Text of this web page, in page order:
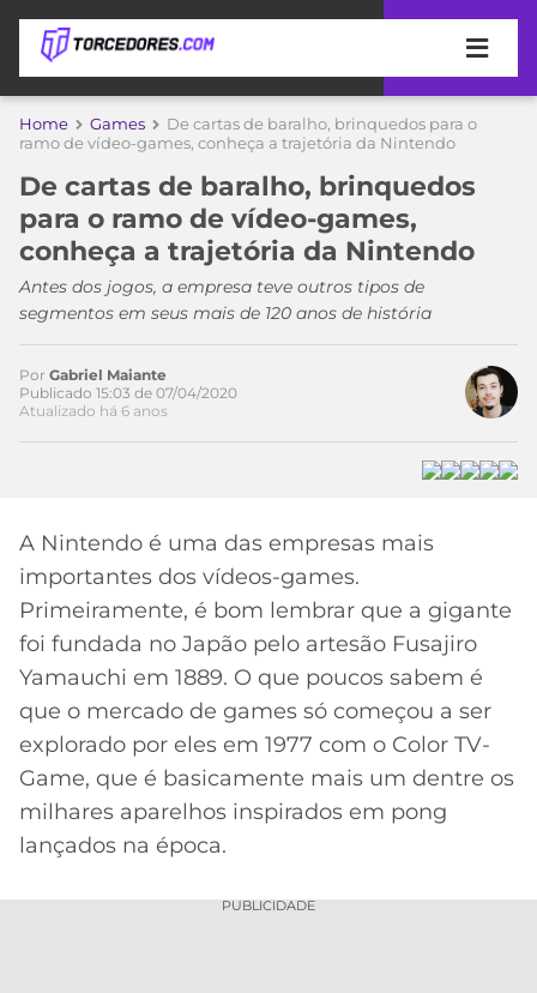
APOSTAS
DE
APOSTA
MELHORES
SITES
DE
APOSTAS
2026
CÓDIGO
DE
INDICAÇÃO
BET365
CÓDIGO
BETANO
MELHORES
APPS
COPA
DO
MUNDO
TIMES
MEU
TIME
CORINTHIANS
SÃO
PAULO
SANTOS
FLAMENGO
FLUMINENSE
CAMPEONATOS
A
LIBERTADORES
COPA
BRASIL
PREMIER
LEAGUE
SUL-
MERCADO
DA
BOLA
Home Games
De cartas de baralho, brinquedos para o
ramo de vídeo-games, conheça a trajetória da Nintendo
De cartas de baralho, brinquedos
para o ramo de vídeo-games,
conheça a trajetória da Nintendo
Antes dos jogos, a empresa teve outros tipos de
segmentos em seus mais de 120 anos de história
Acesse o perfil do autor
Por Gabriel Maiante
Publicado 15:03 de 07/04/2020
Atualizado há 6 anos
A Nintendo é uma das empresas mais
importantes dos vídeos-games.
Primeiramente, é bom lembrar que a gigante
foi fundada no Japão pelo artesão Fusajiro
Yamauchi em 1889. O que poucos sabem é
que o mercado de games só começou a ser
explorado por eles em 1977 com o Color TV-
Game, que é basicamente mais um dentre os
milhares aparelhos inspirados em pong
lançados na época.
PUBLICIDADE